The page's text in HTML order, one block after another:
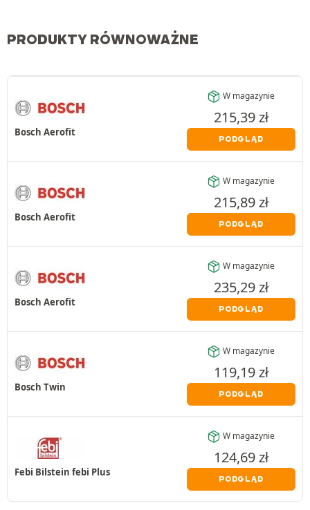
PRODUKTY RÓWNOWAŻNE
Bosch Aerofit
W magazynie
215,39zł
PODGLĄD
Bosch Aerofit
W magazynie
215,89zł
PODGLĄD
Bosch Aerofit
W magazynie
235,29zł
PODGLĄD
Bosch Twin
W magazynie
119,19zł
PODGLĄD
Febi Bilstein febi Plus
W magazynie
124,69zł
PODGLĄD